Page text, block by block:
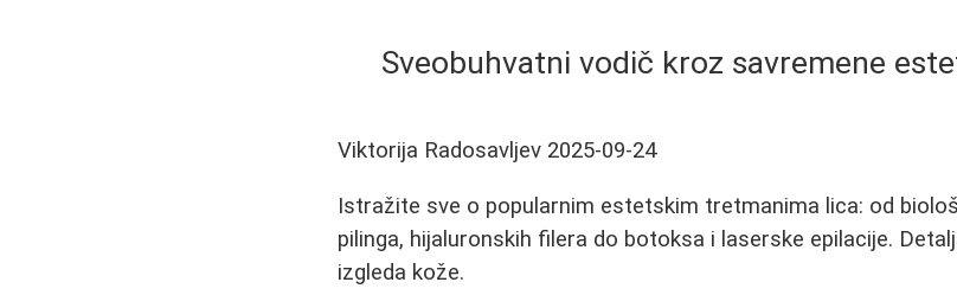
Sveobuhvatni vodič kroz savremene
Viktorija Radosavljev 2025-09-24
Istražite sve o popularnim estetskim tretmanima lica: od
pilinga, hijaluronskih filera do botoksa i laserske epilacije.
izgleda kože.